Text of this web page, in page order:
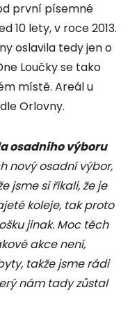
první písemné
10 lety, v roce 2013.
oslavila tedy jen o
Loučky se tako
místě. Areál u
Orlovny.
osadního výboru
nový osadní výbor,
jsme si říkali, že je
koleje, tak proto
jinak. Moc těch
akce není,
takže jsme rádi
nám tady zůstal